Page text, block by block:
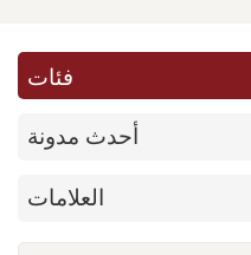
فئات
أحدث مدونة
العلامات